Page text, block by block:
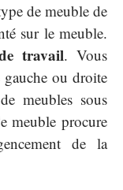
de meuble de
sur le meuble.
travail. Vous
gauche ou droite
meubles sous
meuble procure
de la